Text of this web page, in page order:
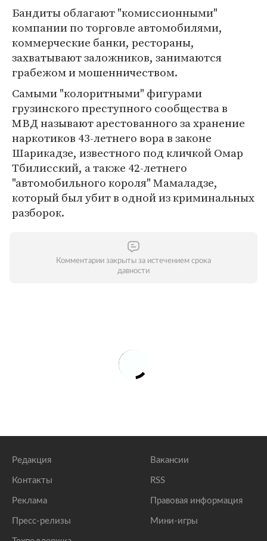
Бандиты облагают "комиссионными"
компании по торговле автомобилями,
коммерческие банки, рестораны,
захватывают заложников, занимаются
грабежом и мошенничеством.
Самыми "колоритными" фигурами
грузинского преступного сообщества в
МВД называют арестованного за хранение
наркотиков 43-летнего вора в законе
Шарикадзе, известного под кличкой Омар
Тбилисский, а также 42-летнего
"автомобильного короля" Мамаладзе,
который был убит в одной из криминальных
разборок.
Комментарии закрыты за истечением срока
давности
Редакция
Контакты
Реклама
Пресс-релизы
Вакансии
RSS
Правовая информация
Мини-игры